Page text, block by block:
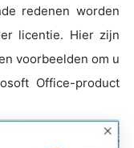
redenen worden
licentie. Hier zijn
voorbeelden om u
Office-product